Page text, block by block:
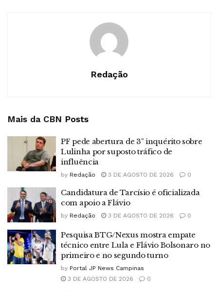
Redação
Mais da CBN Posts
PF pede abertura de 3º inquérito sobre
Lulinha por suposto tráfico de
influência
by Redação 3 DE AGOSTO DE 2026 0
Candidatura de Tarcísio é oficializada
com apoio a Flávio
by Redação 3 DE AGOSTO DE 2026 0
Pesquisa BTG/Nexus mostra empate
técnico entre Lula e Flávio Bolsonaro no
primeiro e no segundo turno
by Portal JP News Campinas
3 DE AGOSTO DE 2026
0